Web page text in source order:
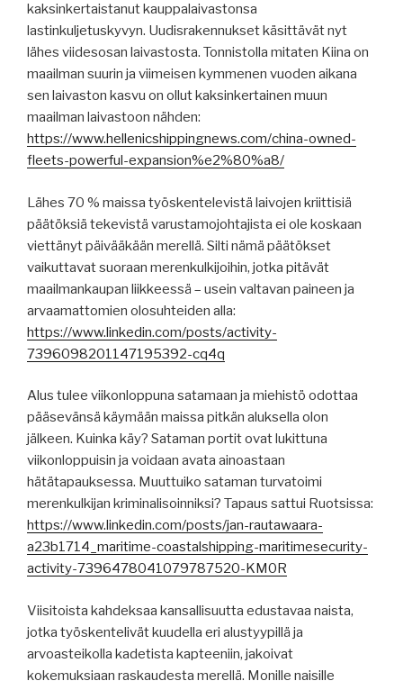
kaksinkertaistanut kauppalaivastonsa
lastinkuljetuskyvyn. Uudisrakennukset käsittävät nyt
lähes viidesosan laivastosta. Tonnistolla mitaten Kiina on
maailman suurin ja viimeisen kymmenen vuoden aikana
sen laivaston kasvu on ollut kaksinkertainen muun
maailman laivastoon nähden:
https://www.hellenicshippingnews.com/china-owned-
fleets-powerful-expansion%e2%80%a8/
Lähes 70 % maissa työskentelevistä laivojen kriittisiä
päätöksiä tekevistä varustamojohtajista ei ole koskaan
viettänyt päivääkään merellä. Silti nämä päätökset
vaikuttavat suoraan merenkulkijoihin, jotka pitävät
maailmankaupan liikkeessä – usein valtavan paineen ja
arvaamattomien olosuhteiden alla:
https://www.linkedin.com/posts/activity-
7396098201147195392-cq4q
Alus tulee viikonloppuna satamaan ja miehistö odottaa
pääsevänsä käymään maissa pitkän aluksella olon
jälkeen. Kuinka käy? Sataman portit ovat lukittuna
viikonloppuisin ja voidaan avata ainoastaan
hätätapauksessa. Muuttuiko sataman turvatoimi
merenkulkijan kriminalisoinniksi? Tapaus sattui Ruotsissa:
https://www.linkedin.com/posts/jan-rautawaara-
a23b1714_maritime-coastalshipping-maritimesecurity-
activity-7396478041079787520-KM0R
Viisitoista kahdeksaa kansallisuutta edustavaa naista,
jotka työskentelivät kuudella eri alustyypillä ja
arvoasteikolla kadetista kapteeniin, jakoivat
kokemuksiaan raskaudesta merellä. Monille naisille